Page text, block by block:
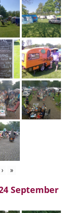
› »
September